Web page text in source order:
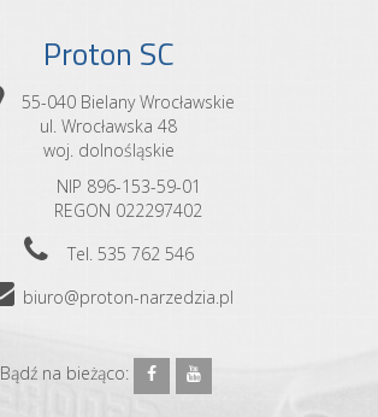
Proton SC
55-040 Bielany Wrocławskie
ul. Wrocławska 48
woj. dolnośląskie
NIP 896-153-59-01
REGON 022297402
Tel. 535 762 546
biuro@proton-narzedzia.pl
Bądź na bieżąco: